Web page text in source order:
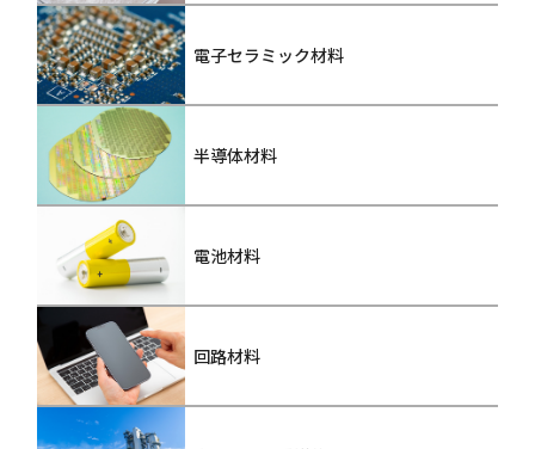
電子セラミック材料
半導体材料
電池材料
回路材料